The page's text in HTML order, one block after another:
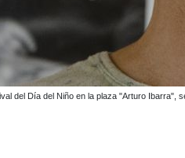
del Día del Niño en la plaza "Arturo Ibarra",